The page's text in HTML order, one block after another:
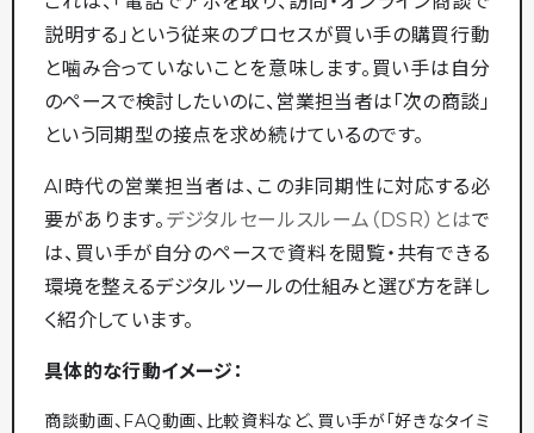
説明する」という従来のプロセスが買い手の購買行動
と噛み合っていないことを意味します。買い手は自分
のペースで検討したいのに、営業担当者は「次の商談」
という同期型の接点を求め続けているのです。
AI時代の営業担当者は、この非同期性に対応する必
要があります。 デジタルセールスルーム（DSR）とはで
は、買い手が自分のペースで資料を閲覧・共有できる
環境を整えるデジタルツールの仕組みと選び方を詳し
く紹介しています。
具体的な行動イメージ：
商談動画、FAQ動画、比較資料など、買い手が「好きなタイミ